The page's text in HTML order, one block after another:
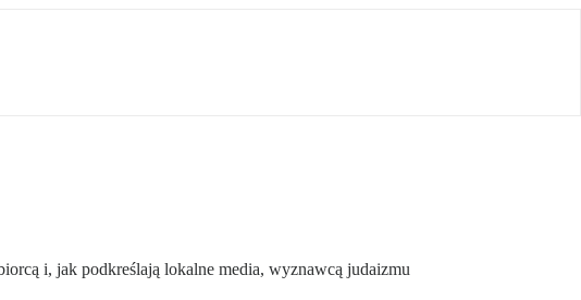
i, jak podkreślają lokalne media, wyznawcą judaizmu